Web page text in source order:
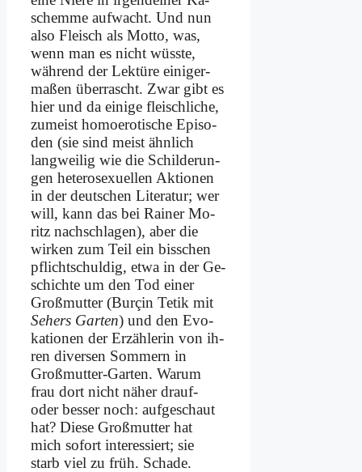
schem­me auf­wacht. Und nun
al­so Fleisch als Mot­to, was,
wenn man es nicht wüss­te,
wäh­rend der Lek­tü­re ei­ni­ger­
ma­ßen über­rascht. Zwar gibt es
hier und da ei­ni­ge fleisch­li­che,
zu­meist ho­mo­ero­ti­sche Epi­so­
den (sie sind meist ähn­lich
lang­wei­lig wie die Schil­de­run­
gen he­te­ro­se­xu­el­len Ak­tio­nen
in der deut­schen Li­te­ra­tur; wer
will, kann das bei Rai­ner Mo­
ritz nach­schla­gen), aber die
wir­ken zum Teil ein biss­chen
pflicht­schul­dig, et­wa in der Ge­
schich­te um den Tod ei­ner
Groß­mutter (Bur­çin Te­tik mit
Se­hers Gar­ten) und den Evo­
ka­tio­nen der Er­zäh­le­rin von ih­
ren di­ver­sen Som­mern in
Groß­mutter-Gar­ten. War­um
frau dort nicht nä­her drauf-
oder bes­ser noch: auf­ge­schaut
hat? Die­se Groß­mutter hat
mich so­fort in­ter­es­siert; sie
starb viel zu früh. Scha­de.